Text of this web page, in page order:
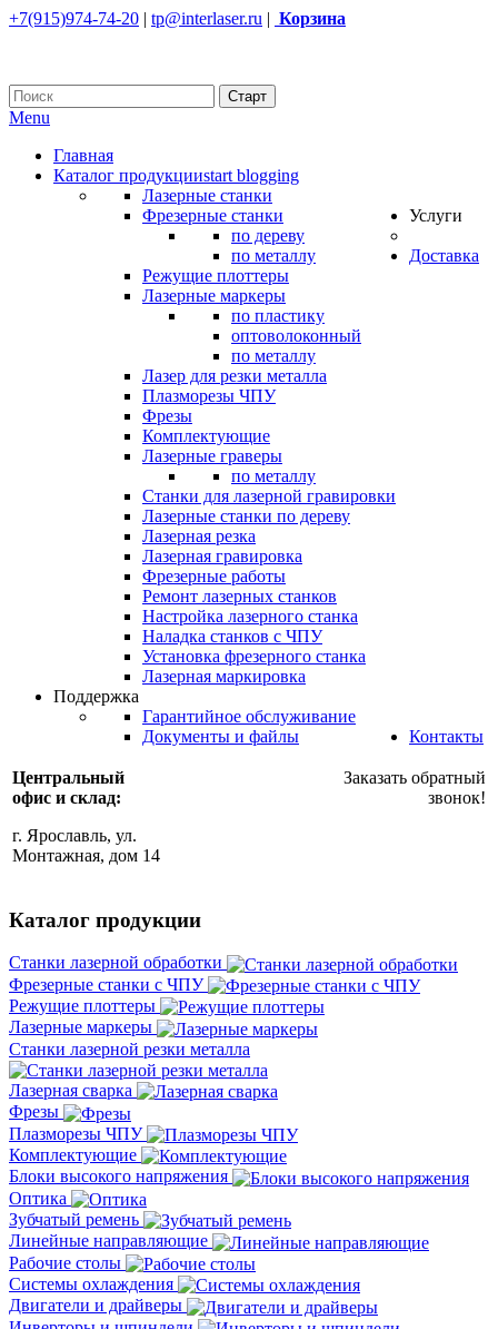
+7(915)974-74-20 | tp@interlaser.ru | Корзина
Menu
Главная
Каталог продукцииstart blogging
Лазерные станки
Фрезерные станки
по дереву
по металлу
Режущие плоттеры
Лазерные маркеры
по пластику
оптоволоконный
по металлу
Лазер для резки металла
Плазморезы ЧПУ
Фрезы
Комплектующие
Лазерные граверы
по металлу
Станки для лазерной гравировки
Лазерные станки по дереву
Услуги
Лазерная резка
Лазерная гравировка
Фрезерные работы
Ремонт лазерных станков
Настройка лазерного станка
Наладка станков с ЧПУ
Установка фрезерного станка
Лазерная маркировка
Доставка
Поддержка
Гарантийное обслуживание
Документы и файлы
Контакты
Центральный
офис и склад:
г. Ярославль, ул.
Монтажная, дом 14
Заказать обратный
звонок!
Каталог продукции
Станки лазерной обработки
Фрезерные станки с ЧПУ
Режущие плоттеры
Лазерные маркеры
Станки лазерной резки металла
Лазерная сварка
Фрезы
Плазморезы ЧПУ
Комплектующие
Блоки высокого напряжения
Оптика
Зубчатый ремень
Линейные направляющие
Рабочие столы
Системы охлаждения
Двигатели и драйверы